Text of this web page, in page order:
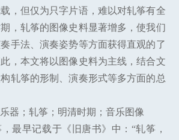
，但仅为只字片语，难以对轧筝有全
，轧筝的图像史料显著增多，使我们
手法、演奏姿势等方面获得直观的了
，本文将以图像史料为主线，结合文
轧筝的形制、演奏形式等多方面的总
器；轧筝；明清时期；音乐图像
最早记载于《旧唐书》中：“轧筝，